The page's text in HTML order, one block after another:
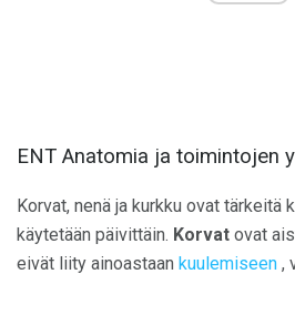
ENT Anatomia ja toimintojen
Korvat, nenä ja kurkku ovat tärkeitä
käytetään päivittäin. Korvat ovat
eivät liity ainoastaan kuulemiseen ,